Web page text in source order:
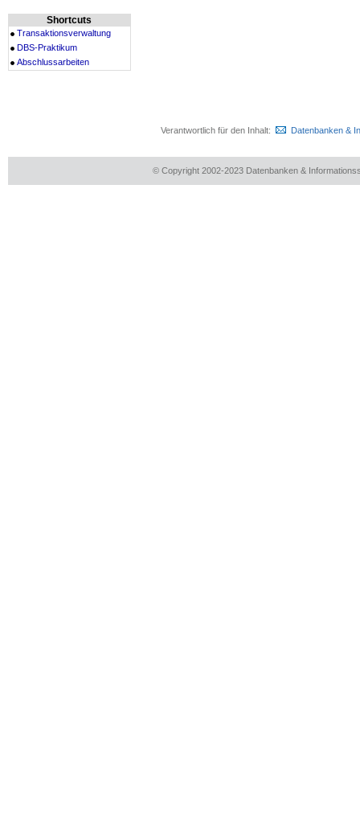
Shortcuts
Transaktionsverwaltung
DBS-Praktikum
Abschlussarbeiten
Verantwortlich für den Inhalt: Datenbanken &
© Copyright 2002-2023 Datenbanken &